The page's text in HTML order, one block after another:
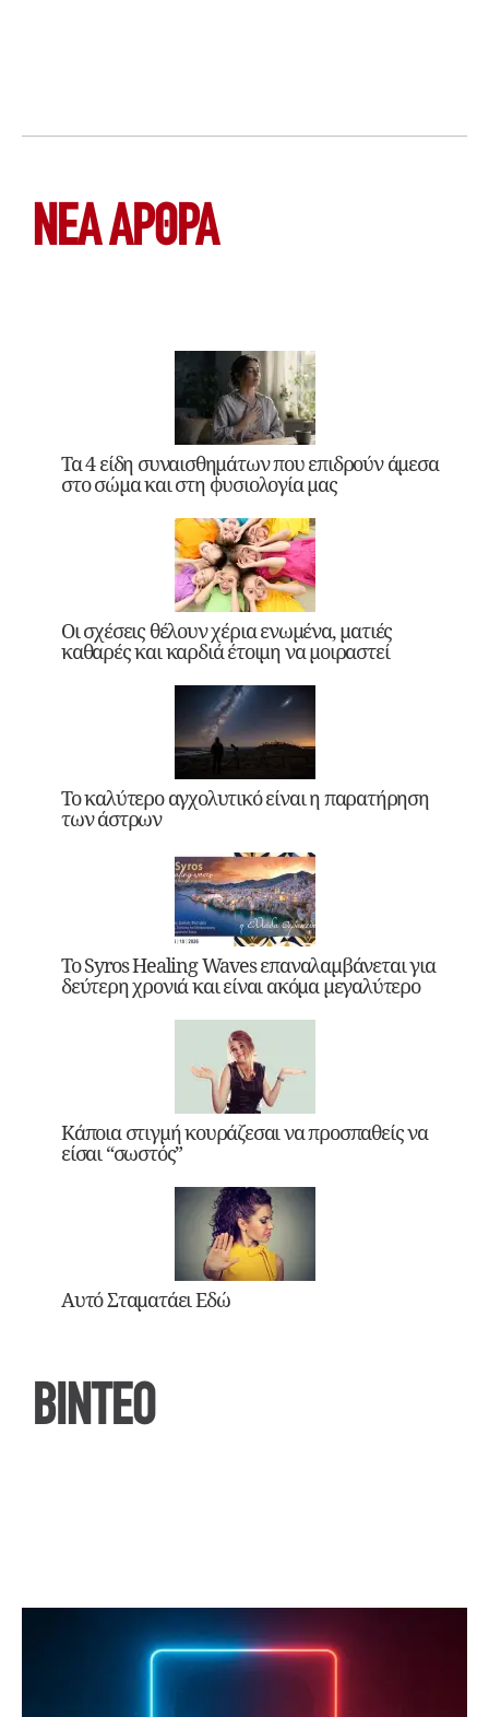
ΝΕΑ ΆΡΘΡΑ
Τα 4 είδη συναισθημάτων που επιδρούν άμεσα
στο σώμα και στη φυσιολογία μας
Οι σχέσεις θέλουν χέρια ενωμένα, ματιές
καθαρές και καρδιά έτοιμη να μοιραστεί
Το καλύτερο αγχολυτικό είναι η παρατήρηση
των άστρων
Το Syros Healing Waves επαναλαμβάνεται για
δεύτερη χρονιά και είναι ακόμα μεγαλύτερο
Κάποια στιγμή κουράζεσαι να προσπαθείς να
είσαι “σωστός”
Αυτό Σταματάει Εδώ
ΒΙΝΤΕΟ